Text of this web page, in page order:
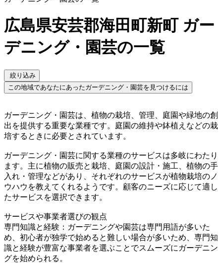
広島県安芸郡海田町新町 ガー
デニング・園芸の一覧
絞り込み
この地域であなたにあったガーデニング・園芸を見つけるには
ガーデニング・園芸は、植物の栽培、管理、庭園や緑地の創
出を提供する重要な業種です。庭園の維持や鉢植えなどの栽
培するときに必要とされています。
ガーデニング・園芸に関する業種のサービスは多岐にわたり
ます。主に植物の販売と栽培、庭園の設計・施工、植物の手
入れ・管理などがあり、それぞれのサービスが植物栽培のノ
ウハウを教えてくれるようです。顧客のニーズに応じて適し
たサービスを選択できます。
サービスや事業者選びの観点
専門知識と経験：ガーデニングや園芸は専門用語が多いた
め、初心者が独学で始めると難しい場合が多いため、専門知
識と経験が豊富な事業者を選ぶことでスムーズにガーデニン
グを始められる。